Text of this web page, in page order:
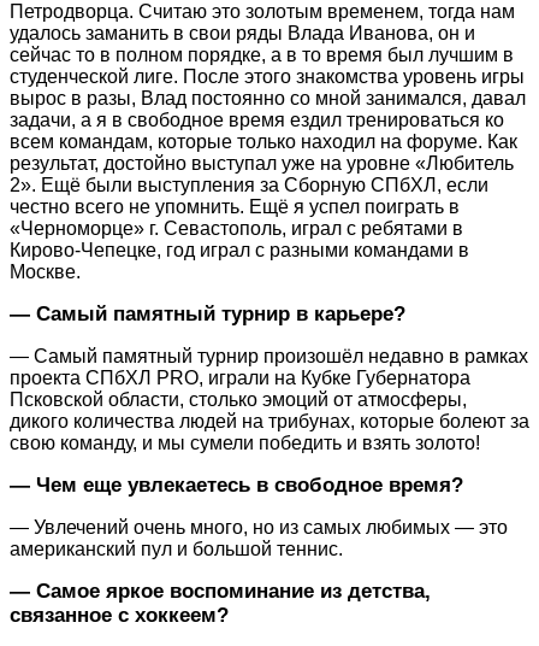
Петродворца. Считаю это золотым временем, тогда нам
удалось заманить в свои ряды Влада Иванова, он и
сейчас то в полном порядке, а в то время был лучшим в
студенческой лиге. После этого знакомства уровень игры
вырос в разы, Влад постоянно со мной занимался, давал
задачи, а я в свободное время ездил тренироваться ко
всем командам, которые только находил на форуме. Как
результат, достойно выступал уже на уровне «Любитель
2». Ещё были выступления за Сборную СПбХЛ, если
честно всего не упомнить. Ещё я успел поиграть в
«Черноморце» г. Севастополь, играл с ребятами в
Кирово-Чепецке, год играл с разными командами в
Москве.
— Самый памятный турнир в карьере?
— Самый памятный турнир произошёл недавно в рамках
проекта СПбХЛ PRO, играли на Кубке Губернатора
Псковской области, столько эмоций от атмосферы,
дикого количества людей на трибунах, которые болеют за
свою команду, и мы сумели победить и взять золото!
— Чем еще увлекаетесь в свободное время?
— Увлечений очень много, но из самых любимых — это
американский пул и большой теннис.
— Самое яркое воспоминание из детства,
связанное с хоккеем?